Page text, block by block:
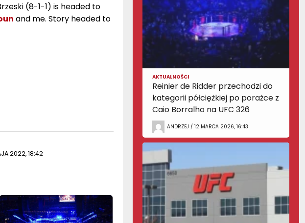
(8-1-1) is headed to
and me. Story headed to
2022, 18:42
AKTUALNOŚCI
Reinier de Ridder przechodzi do
kategorii półciężkiej po porażce z
Caio Borralho na UFC 326
ANDRZEJ / 12 MARCA 2026, 16:43